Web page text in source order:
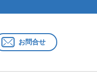
お問合せ